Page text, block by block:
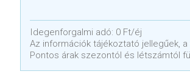
Idegenforgalmi adó: 0 Ft/éj
Az információk tájékoztató jellegűek,
Pontos árak szezontól és létszámtól